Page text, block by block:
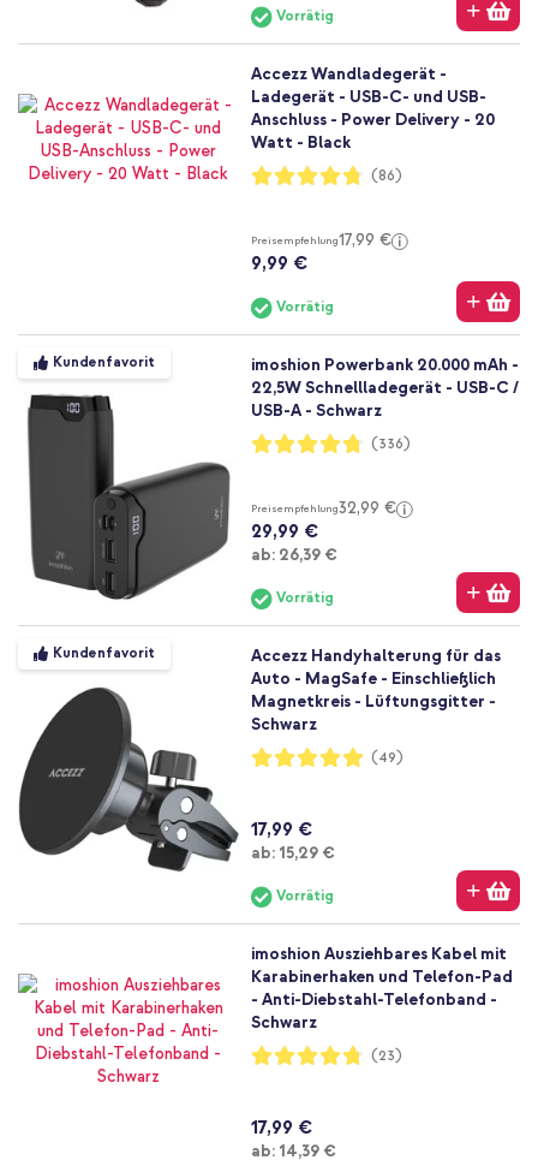
Vorrätig
Accezz Wandladegerät -
Ladegerät - USB-C- und USB-
Anschluss - Power Delivery - 20
Watt - Black
Bewertung:
95%
(86)
Preisempfehlung17,99 €
9,99 €
Vorrätig
Kundenfavorit
imoshion Powerbank 20.000 mAh -
22,5W Schnellladegerät - USB-C /
USB-A - Schwarz
Bewertung:
95%
(336)
Preisempfehlung32,99 €
29,99 €
ab: Ab
26,39 €
Vorrätig
Kundenfavorit
Accezz Handyhalterung für das
Auto - MagSafe - Einschließlich
Magnetkreis - Lüftungsgitter -
Schwarz
Bewertung:
98%
(49)
17,99 €
ab: Ab
15,29 €
Vorrätig
imoshion Ausziehbares Kabel mit
Karabinerhaken und Telefon-Pad
- Anti-Diebstahl-Telefonband -
Schwarz
Bewertung:
95%
(23)
17,99 €
ab: Ab
14,39 €